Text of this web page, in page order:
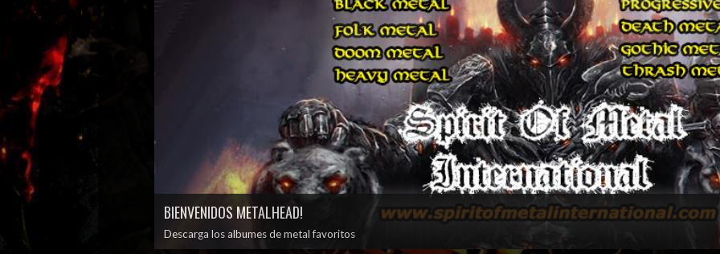
BIENVENIDOS METALHEAD!
Descarga los albumes de metal favoritos